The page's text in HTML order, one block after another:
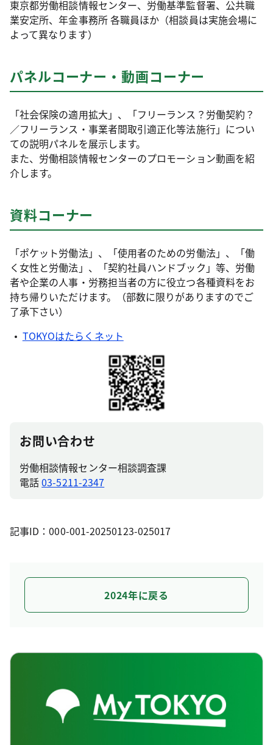
東京都労働相談情報センター、労働基準監督署、公共職
業安定所、年金事務所 各職員ほか（相談員は実施会場に
よって異なります）
パネルコーナー・動画コーナー
「社会保険の適用拡大」、「フリーランス？労働契約？
／フリーランス・事業者間取引適正化等法施行」につい
ての説明パネルを展示します。
また、労働相談情報センターのプロモーション動画を紹
介します。
資料コーナー
「ポケット労働法」、「使用者のための労働法」、「働
く女性と労働法」、「契約社員ハンドブック」等、労働
者や企業の人事・労務担当者の方に役立つ各種資料をお
持ち帰りいただけます。（部数に限りがありますのでご
了承下さい）
TOKYOはたらくネット
お問い合わせ
労働相談情報センター相談調査課
電話03-5211-2347
記事ID：000-001-20250123-025017
2024年に戻る